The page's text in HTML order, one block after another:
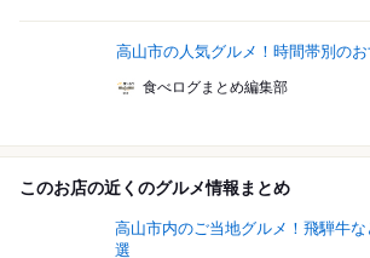
高山市の人気グルメ！時間帯別の
食べログまとめ編集部
このお店の近くのグルメ情報まとめ
高山市内のご当地グルメ！飛騨牛
選